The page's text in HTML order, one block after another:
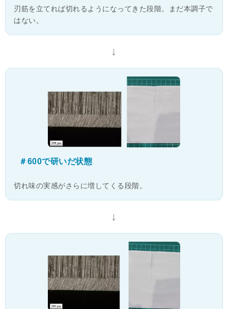
刃筋を立てれば切れるようになってきた段階。まだ本調子で
はない。
↓
＃600で研いだ状態
切れ味の実感がさらに増してくる段階。
↓